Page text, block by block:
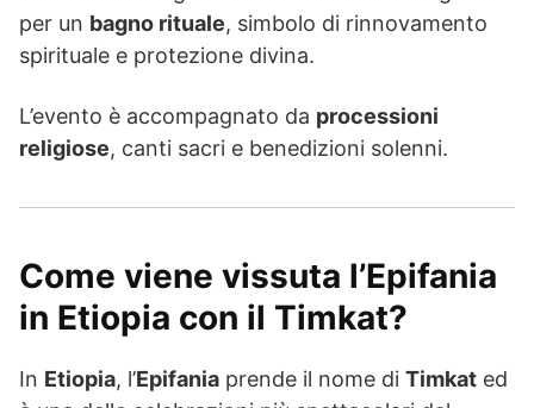
per un bagno rituale, simbolo di rinnovamento
spirituale e protezione divina.
L’evento è accompagnato da processioni
religiose, canti sacri e benedizioni solenni.
Come viene vissuta l’Epifania
in Etiopia con il Timkat?
In Etiopia, l’Epifania prende il nome di Timkat ed